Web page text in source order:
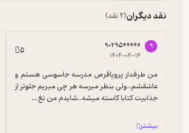
نقد دیگران(2 نقد)
9
90295****6
۱۴۰۴-۰۴-۱۴ 5
جذابیت کتابا کاسته میشه..شایدم من تغ...
بیشتر